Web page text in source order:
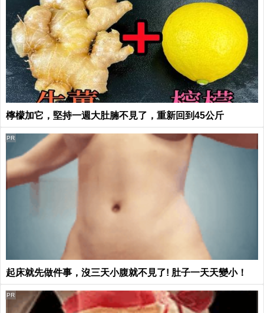
檸檬加它，堅持一週大肚腩不見了，重新回到45公斤
起床就先做件事，沒三天小腹就不見了! 肚子一天天變小！
PR
PR